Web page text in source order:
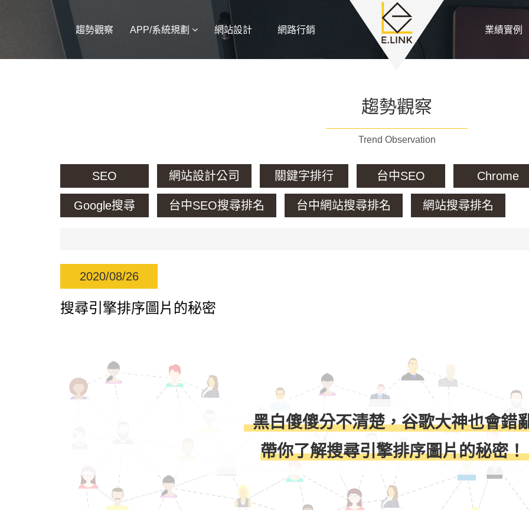
趨勢觀察 APP/系統規劃 網站設計 網路行銷 業績實例
趨勢觀察
Trend Observation
SEO 網站設計公司 關鍵字排行 台中SEO Chrome
Google搜尋 台中SEO搜尋排名 台中網站搜尋排名 網站搜尋排名
2020/08/26
搜尋引擎排序圖片的秘密
黑白傻傻分不清楚，谷歌大神也會錯
帶你了解搜尋引擎排序圖片的秘密！